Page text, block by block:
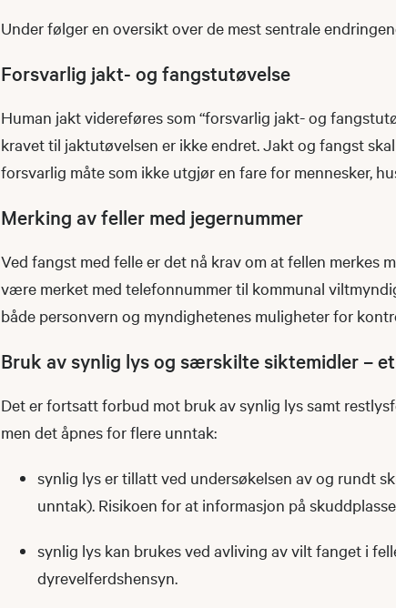
Under følger en oversikt over de mest sentrale
Forsvarlig jakt- og fangstutøvelse
Human jakt videreføres som “forsvarlig jakt- og
kravet til jaktutøvelsen er ikke endret. Jakt og fangst
forsvarlig måte som ikke utgjør en fare for mennesker,
Merking av feller med jegernummer
Ved fangst med felle er det nå krav om at fellen merkes
være merket med telefonnummer til kommunal
både personvern og myndighetenes muligheter for
Bruk av synlig lys og særskilte siktemidler –
Det er fortsatt forbud mot bruk av synlig lys samt
men det åpnes for flere unntak:
synlig lys er tillatt ved undersøkelsen av og rundt
unntak). Risikoen for at informasjon på
synlig lys kan brukes ved avliving av vilt fanget i
dyrevelferdshensyn.